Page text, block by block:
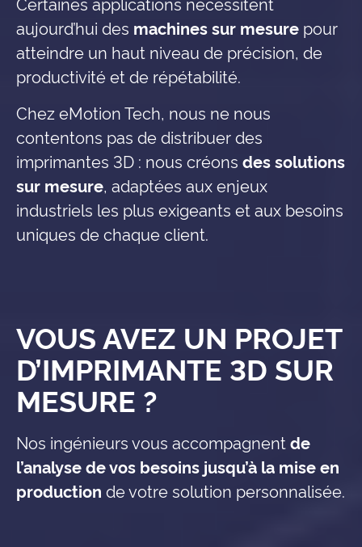
aujourd’hui des machines sur mesure pour
atteindre un haut niveau de précision, de
productivité et de répétabilité.
Chez eMotion Tech, nous ne nous
contentons pas de distribuer des
imprimantes 3D : nous créons des solutions
sur mesure, adaptées aux enjeux
industriels les plus exigeants et aux besoins
uniques de chaque client.
VOUS AVEZ UN PROJET
D’IMPRIMANTE 3D SUR
MESURE ?
Nos ingénieurs vous accompagnentde
l’analyse de vos besoins jusqu’à la mise en
production de votre solution personnalisée.